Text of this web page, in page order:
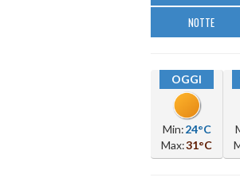
NOTTE
OGGI
Min:24°C
Max:31°C